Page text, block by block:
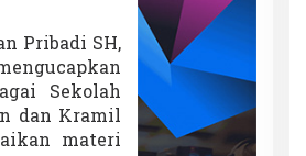
Pribadi SH,
Sekolah
dan Kramil
materi